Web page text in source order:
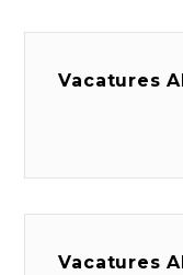
Vacatures
Vacatures